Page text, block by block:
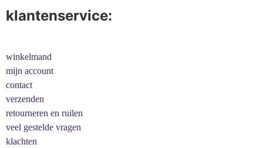
klantenservice:
winkelmand
mijn account
contact
verzenden
retourneren en ruilen
veel gestelde vragen
klachten